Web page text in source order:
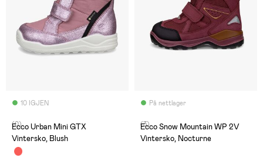
10 IGJEN
(0)
Ecco Urban Mini GTX
Vintersko, Blush
På nettlager
(3)
Ecco Snow Mountain WP 2V
Vintersko, Nocturne